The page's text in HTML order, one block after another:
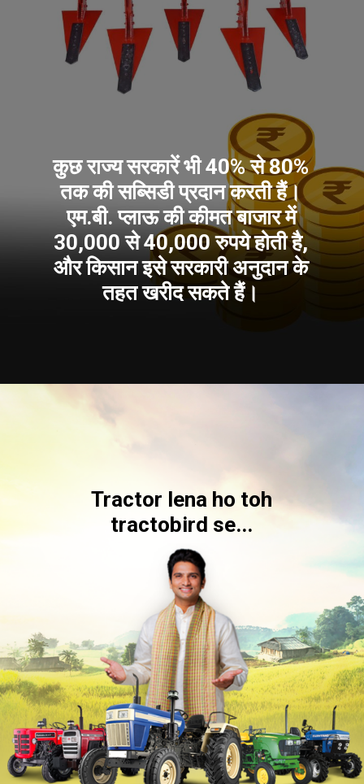
कुछ राज्य सरकारें भी 40% से 80%
तक की सब्सिडी प्रदान करती हैं।
एम.बी. प्लाऊ की कीमत बाजार में
30,000 से 40,000 रुपये होती है,
और किसान इसे सरकारी अनुदान के
तहत खरीद सकते हैं।
Tractor lena ho toh
tractobird se...